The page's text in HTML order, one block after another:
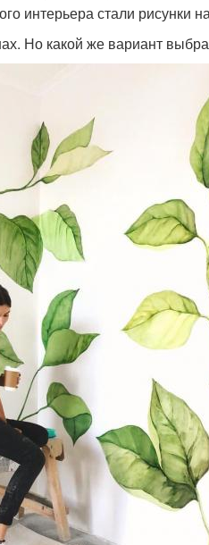
интерьера стали рисунки
Но какой же вариант